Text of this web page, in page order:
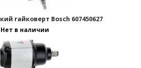
гайковерт Bosch 607450627
Нет в наличии